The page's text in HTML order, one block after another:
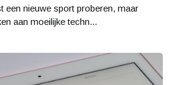
een nieuwe sport proberen, maar
aan moeilijke techn...